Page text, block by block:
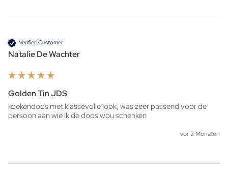
Verified Customer
Natalie De Wachter
Golden Tin JDS
koekendoos met klassevolle look, was zeer passend voor de
persoon aan wie ik de doos wou schenken
vor 2 Monaten